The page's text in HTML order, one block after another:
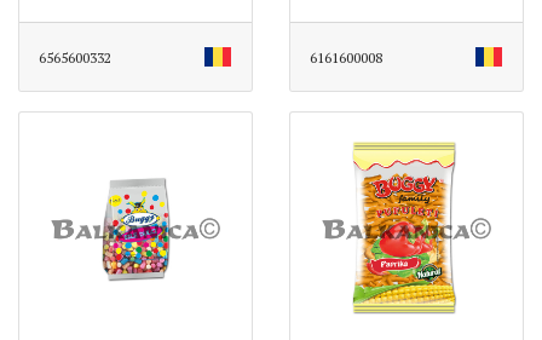
6565600332 6161600008